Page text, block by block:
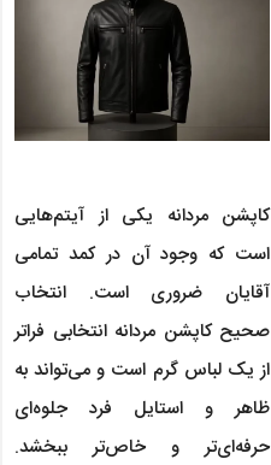
کاپشن مردانه یکی از آیتم‌هایی
است که وجود آن در کمد تمامی
آقایان ضروری است. انتخاب
صحیح کاپشن مردانه انتخابی فراتر
از یک لباس گرم است و می‌تواند به
ظاهر و استایل فرد جلوه‌ای
حرفه‌ای‌تر و خاص‌تر ببخشد.